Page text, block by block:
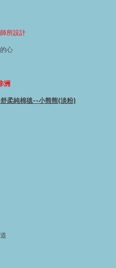
所設計
心
洲
柔純棉毯--小熊熊(淡粉)